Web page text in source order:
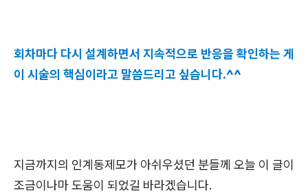
회차마다 다시 설계하면서 지속적으로 반응을 확인하는 게
이 시술의 핵심이라고 말씀드리고 싶습니다.^^
지금까지의 인계동제모가 아쉬우셨던 분들께 오늘 이 글이
조금이나마 도움이 되었길 바라겠습니다.